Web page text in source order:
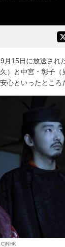
15日に放送され
）と中宮・彰子
心といったところ
C)NHK